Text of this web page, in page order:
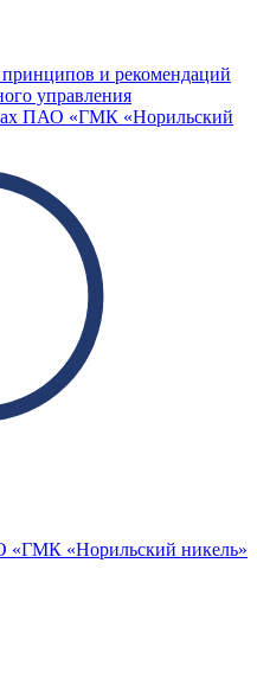
и рекомендаций
управления
ПАО «ГМК «Норильский
«ГМК «Норильский никель»